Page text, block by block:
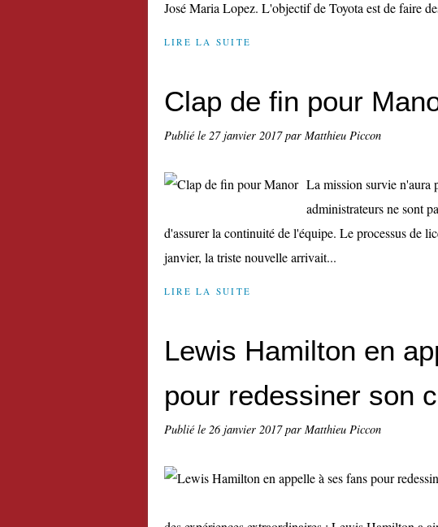
José Maria Lopez. L'objectif de Toyota est de faire
LIRE LA SUITE
Clap de fin pour
Publié le 27 janvier 2017par Matthieu Piccon
La mission survie n'aura
administrateurs ne sont
d'assurer la continuité de l'équipe. Le processus de
janvier, la triste nouvelle arrivait...
LIRE LA SUITE
Lewis Hamilton en
pour redessiner son
Publié le 26 janvier 2017par Matthieu Piccon